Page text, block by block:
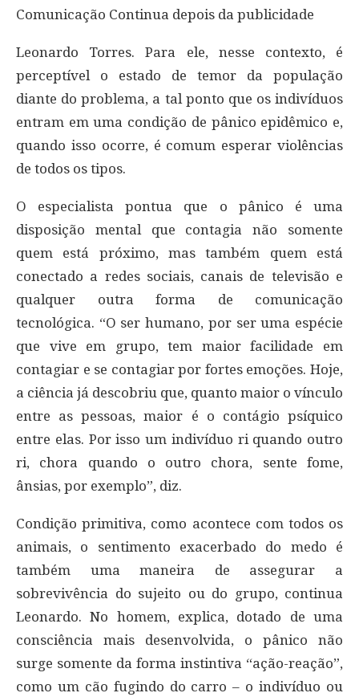
Comunicação Continua depois da publicidade
Leonardo Torres. Para ele, nesse contexto, é
perceptível o estado de temor da população
diante do problema, a tal ponto que os indivíduos
entram em uma condição de pânico epidêmico e,
quando isso ocorre, é comum esperar violências
de todos os tipos.
O especialista pontua que o pânico é uma
disposição mental que contagia não somente
quem está próximo, mas também quem está
conectado a redes sociais, canais de televisão e
qualquer outra forma de comunicação
tecnológica. “O ser humano, por ser uma espécie
que vive em grupo, tem maior facilidade em
contagiar e se contagiar por fortes emoções. Hoje,
a ciência já descobriu que, quanto maior o vínculo
entre as pessoas, maior é o contágio psíquico
entre elas. Por isso um indivíduo ri quando outro
ri, chora quando o outro chora, sente fome,
ânsias, por exemplo”, diz.
Condição primitiva, como acontece com todos os
animais, o sentimento exacerbado do medo é
também uma maneira de assegurar a
sobrevivência do sujeito ou do grupo, continua
Leonardo. No homem, explica, dotado de uma
consciência mais desenvolvida, o pânico não
surge somente da forma instintiva “ação-reação”,
como um cão fugindo do carro – o indivíduo ou